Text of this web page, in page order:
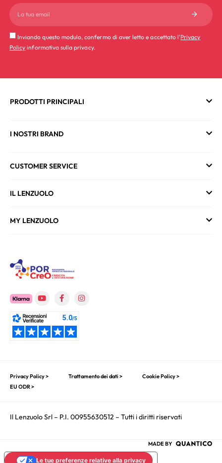
Inviando questo modulo, confermo di aver letto e accettato l'Privacy
Policy informativa sulla privacy.
PRODOTTI PRINCIPALI
I NOSTRI BRAND
CUSTOMER SERVICE
IL LENZUOLO
MY LENZUOLO
Privacy Policy > Trattamento dei dati >
Cookie Policy >
EU ODR >
Il Lenzuolo Srl – P.I. 00955630512 – Tutti i diritti riservati
MADE BY
Le tue preferenze relative alla privacy